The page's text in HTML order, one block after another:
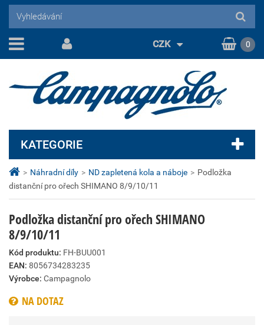
> Náhradní díly > ND zapletená kola a náboje > Podložka
distanční pro ořech SHIMANO 8/9/10/11
Podložka distanční pro ořech SHIMANO
8/9/10/11
Kód produktu: FH-BUU001
EAN: 8056734283235
Výrobce: Campagnolo
NA DOTAZ
KATEGORIE
CZK 0